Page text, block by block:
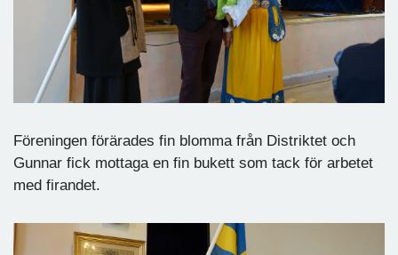
Föreningen förärades fin blomma från Distriktet och
Gunnar fick mottaga en fin bukett som tack för arbetet
med firandet.